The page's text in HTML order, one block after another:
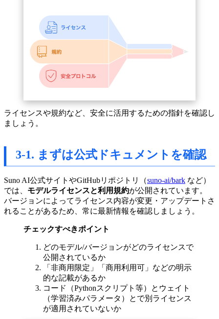
ライセンスや規約など、安全に活用するための指針を確認し
ましょう。
3-1. まずは公式ドキュメントを確認
Suno AI公式サイトやGitHubリポジトリ（suno-ai/bark など）
では、 モデルライセンスと利用規約が公開されています。
バージョンによってライセンス内容が変更・アップデートさ
れることがあるため、常に最新情報を確認しましょう。
チェックすべきポイント
どのモデル/バージョンがどのライセンスで
公開されているか
「非商用限定」「商用利用可」などの明示
的な記載があるか
コード（Pythonスクリプト等）とウェイト
（学習済みパラメータ）とで別ライセンス
が適用されていないか